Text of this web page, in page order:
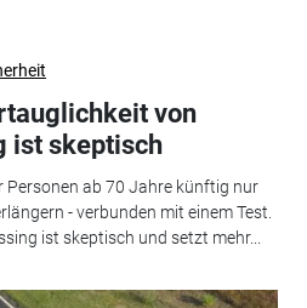
von
ist skeptisch
Personen ab 70 Jahre künftig nur
- verbunden mit einem Test.
ist skeptisch und setzt mehr...